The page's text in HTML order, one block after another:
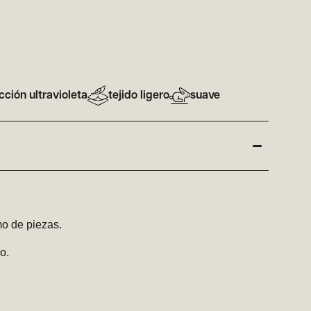
ultravioleta tejido ligero suave
de piezas.